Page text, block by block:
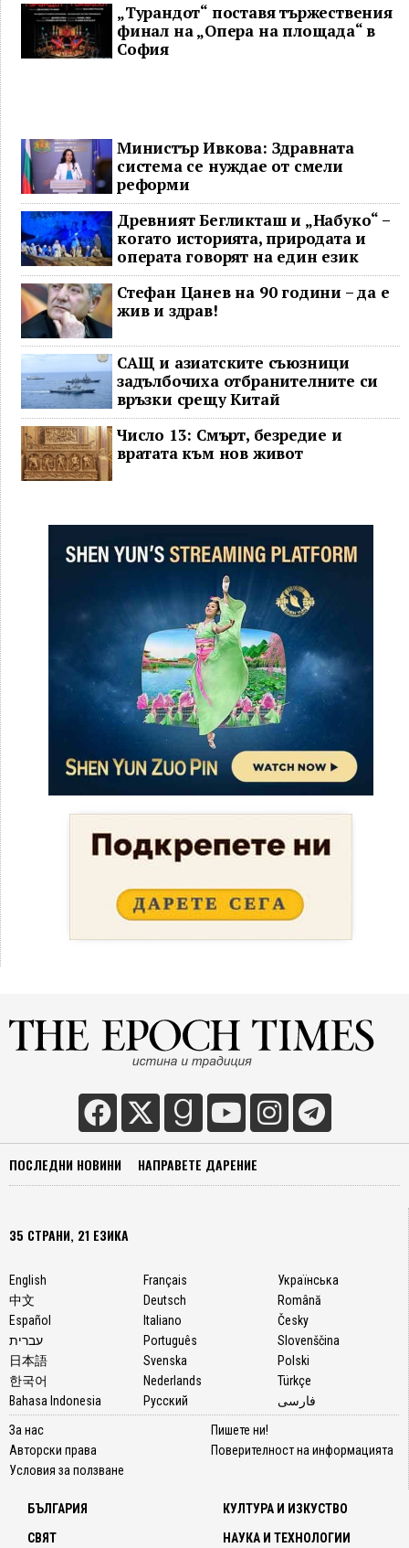
„Турандот“ поставя тържествения
финал на „Опера на площада“ в
София
Министър Ивкова: Здравната
система се нуждае от смели
реформи
Древният Бегликташ и „Набуко“ –
когато историята, природата и
операта говорят на един език
Стефан Цанев на 90 години – да е
жив и здрав!
САЩ и азиатските съюзници
задълбочиха отбранителните си
връзки срещу Китай
Число 13: Смърт, безредие и
вратата към нов живот
ПОСЛЕДНИ НОВИНИ НАПРАВЕТЕ ДАРЕНИЕ
35 СТРАНИ, 21 ЕЗИКА
English
中文
Español
עברית
日本語
한국어
Bahasa Indonesia
Français
Deutsch
Italiano
Português
Svenska
Nederlands
Русский
Українська
Română
Česky
Slovenščina
Polski
Türkçe
فارسی
За нас
Авторски права
Условия за ползване
Пишете ни!
Поверителност на информацията
БЪЛГАРИЯ
СВЯТ
КУЛТУРА И ИЗКУСТВО
НАУКА И ТЕХНОЛОГИИ